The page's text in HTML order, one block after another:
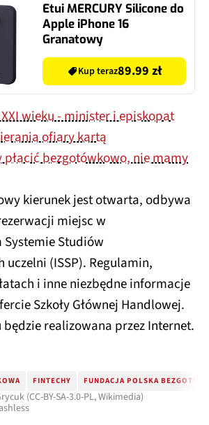
Etui MERCURY Silicone do
Apple iPhone 16
Granatowy
Kup teraz89.99 zł
XXI wieku - minister i episkopat
ofiary kartą
płacić bezgotówkowo, nie mamy
kierunek jest otwarta, odbywa
miejsc w
Studiów
(ISSP). Regulamin,
i inne niezbędne informacje
Szkoły Głównej Handlowej.
będzie realizowana przez Internet.
FINTECHY FUNDACJA POLSKA
(CC-BY-SA-3.0-PL, Wikimedia)